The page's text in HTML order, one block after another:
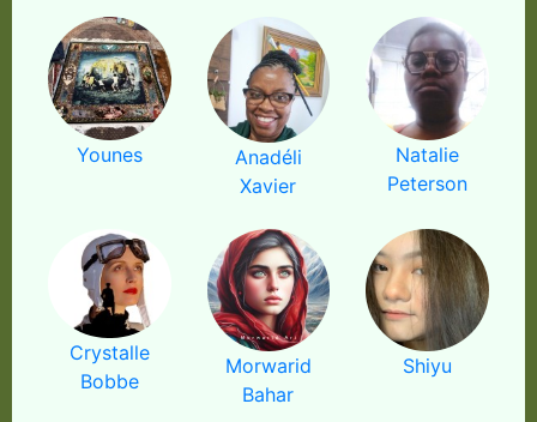
Younes
Anadéli
Xavier
Natalie
Peterson
Crystalle
Bobbe
Morwarid
Bahar
Shiyu